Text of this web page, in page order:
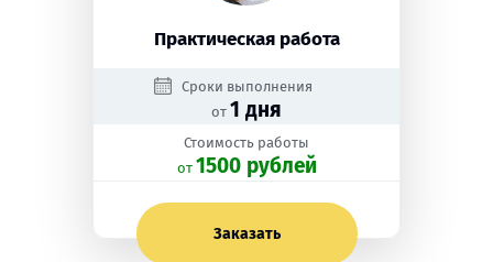
Практическая работа
Сроки выполнения
от 1 дня
Стоимость работы
oт 1500 рублей
Заказать